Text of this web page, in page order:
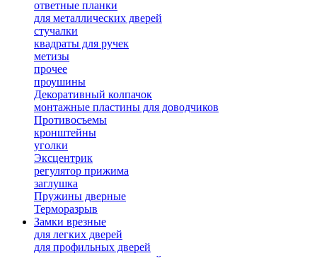
ответные планки
для металлических дверей
стучалки
квадраты для ручек
метизы
прочее
проушины
Декоративный колпачок
монтажные пластины для доводчиков
Противосъемы
кронштейны
уголки
Эксцентрик
регулятор прижима
заглушка
Пружины дверные
Терморазрыв
Замки врезные
для легких дверей
для профильных дверей